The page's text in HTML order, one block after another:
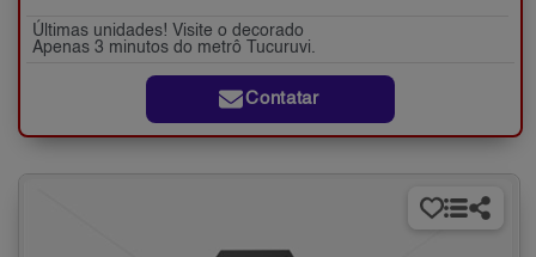
Últimas unidades! Visite o decorado
Apenas 3 minutos do metrô Tucuruvi.
Contatar